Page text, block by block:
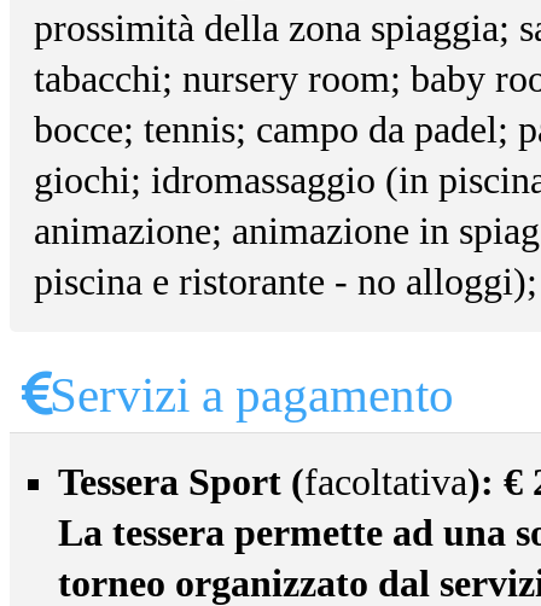
prossimità della zona spiaggia;
tabacchi; nursery room; baby
bocce; tennis; campo da padel;
giochi; idromassaggio (in
animazione; animazione in
piscina e ristorante - no
Servizi a pagamento
Tessera Sport (facoltativa): €
La tessera permette ad una
torneo organizzato dal